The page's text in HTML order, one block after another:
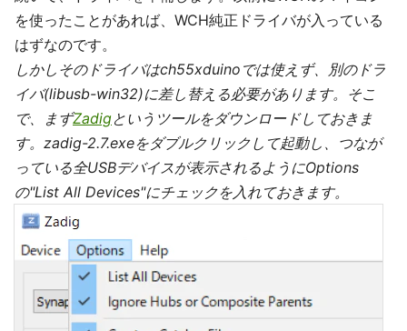
を使ったことがあれば、WCH純正ドライバが入っている
はずなのです。
しかしそのドライバはch55xduinoでは使えず、別のドラ
イバ(libusb-win32)に差し替える必要があります。そこ
で、まずZadigというツールをダウンロードしておきま
す。zadig-2.7.exeをダブルクリックして起動し、つなが
っている全USBデバイスが表示されるようにOptions
の"List All Devices"にチェックを入れておきます。